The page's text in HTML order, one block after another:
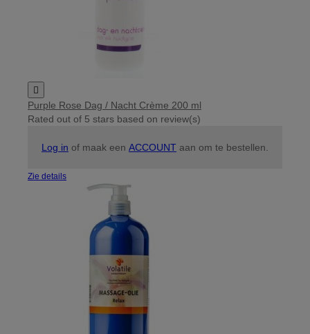

Purple Rose Dag / Nacht Crème 200 ml
Rated out of 5 stars based on review(s)
Log in of maak een ACCOUNT aan om te bestellen.
Zie details